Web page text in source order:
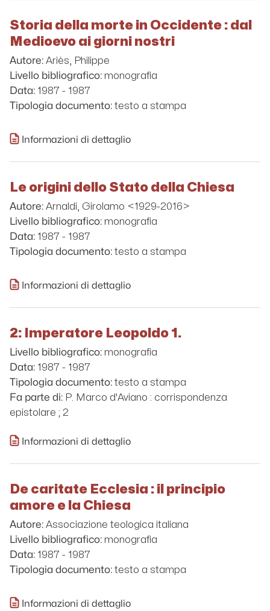
Storia della morte in Occidente : dal
Medioevo ai giorni nostri
Autore: Ariès, Philippe
Livello bibliografico: monografia
Data: 1987 - 1987
Tipologia documento: testo a stampa
Informazioni di dettaglio
Le origini dello Stato della Chiesa
Autore: Arnaldi, Girolamo <1929-2016>
Livello bibliografico: monografia
Data: 1987 - 1987
Tipologia documento: testo a stampa
Informazioni di dettaglio
2: Imperatore Leopoldo 1.
Livello bibliografico: monografia
Data: 1987 - 1987
Tipologia documento: testo a stampa
Fa parte di: P. Marco d'Aviano : corrispondenza
epistolare ; 2
Informazioni di dettaglio
De caritate Ecclesia : il principio
amore e la Chiesa
Autore: Associazione teologica italiana
Livello bibliografico: monografia
Data: 1987 - 1987
Tipologia documento: testo a stampa
Informazioni di dettaglio